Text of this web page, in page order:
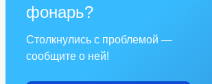
фонарь?
Столкнулись с проблемой —
сообщите о ней!